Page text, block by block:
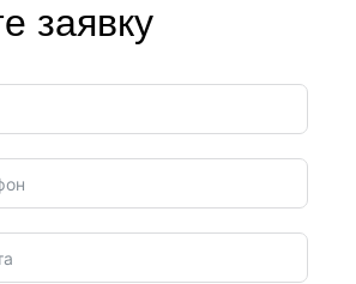
заявку